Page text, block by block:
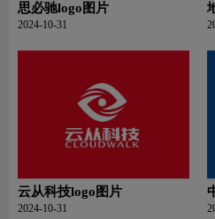
思必驰logo图片
2024-10-31
云从科技logo图片
2024-10-31